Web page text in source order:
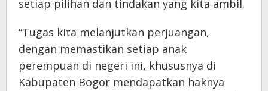
setiap pilihan dan tindakan yang kita ambil.
“Tugas kita melanjutkan perjuangan,
dengan memastikan setiap anak
perempuan di negeri ini, khususnya di
Kabupaten Bogor mendapatkan haknya